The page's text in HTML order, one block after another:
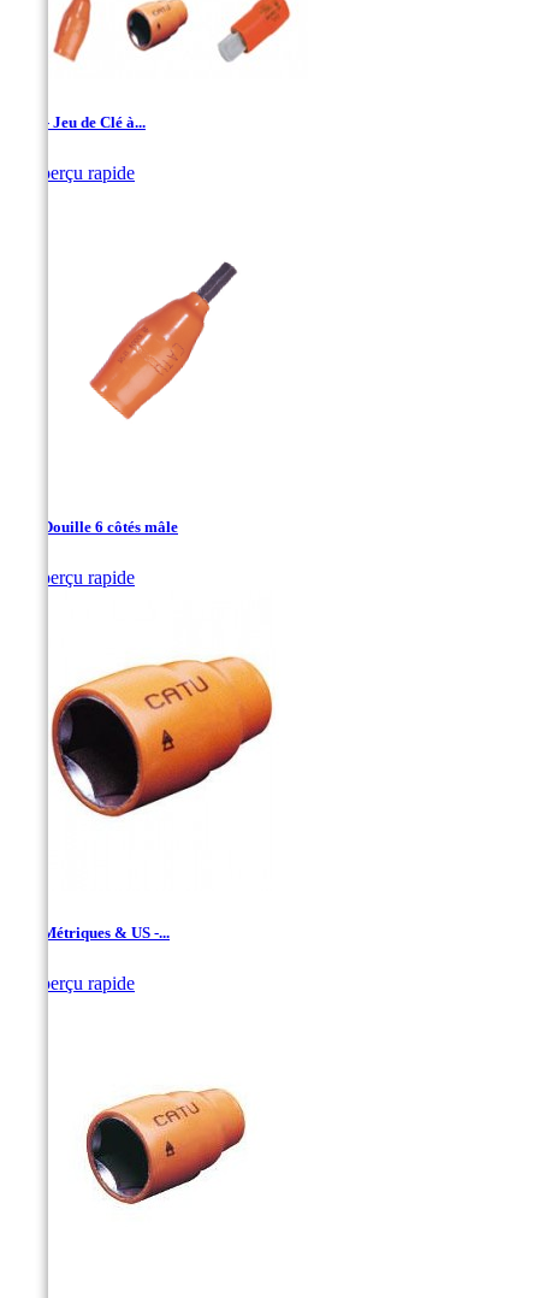
1/2'' - Jeu de Clé à...
Aperçu rapide
1/2’’ Douille 6 côtés mâle
Aperçu rapide
1/2’’ Métriques & US -...
Aperçu rapide